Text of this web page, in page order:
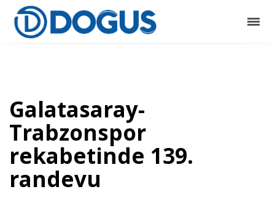
Galatasaray-
Trabzonspor
rekabetinde 139.
randevu